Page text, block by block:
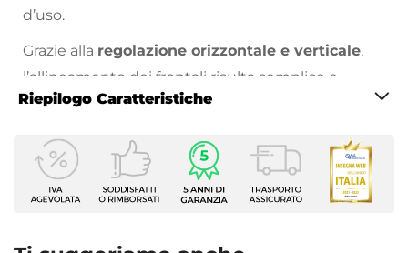
d’uso.
Grazie alla regolazione orizzontale e verticale,
l’allineamento dei frontali risulta semplice e
preciso, anche dopo l’installazione.
nobilitato
, mentre i frontali sono in MDF
per
assicurare solidità e durata nel tempo e l’interno
antracite
Riepilogo Caratteristiche
Caratteristiche Mobile
Larghezza
159,6 cm